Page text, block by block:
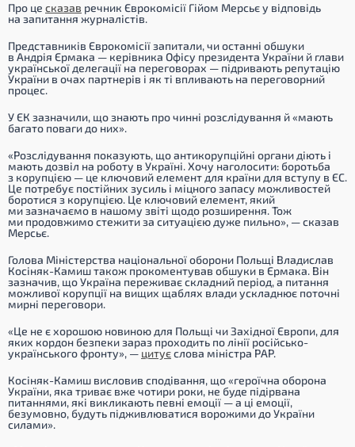
Про це сказав речник Єврокомісії Гійом Мерсьє у відповідь
на запитання журналістів.
Представників Єврокомісії запитали, чи останні обшуки
в Андрія Єрмака — керівника Офісу президента України й глави
української делегації на переговорах — підривають репутацію
України в очах партнерів і як ті впливають на переговорний
процес.
У ЄК зазначили, що знають про чинні розслідування й «мають
багато поваги до них».
«Розслідування показують, що антикорупційні органи діють і
мають дозвіл на роботу в Україні. Хочу наголосити: боротьба
з корупцією — це ключовий елемент для країни для вступу в ЄС.
Це потребує постійних зусиль і міцного запасу можливостей
боротися з корупцією. Це ключовий елемент, який
ми зазначаємо в нашому звіті щодо розширення. Тож
ми продовжимо стежити за ситуацією дуже пильно», — сказав
Мерсьє.
Голова Міністерства національної оборони Польщі Владислав
Косіняк-Камиш також прокоментував обшуки в Єрмака. Він
зазначив, що Україна переживає складний період, а питання
можливої корупції на вищих щаблях влади ускладнює поточні
мирні переговори.
«Це не є хорошою новиною для Польщі чи Західної Європи, для
яких кордон безпеки зараз проходить по лінії російсько-
українського фронту», — цитуєслова міністра PAP.
Косіняк-Камиш висловив сподівання, що«героїчна оборона
України, яка триває вже чотири роки, не буде підірвана
питаннями, які викликають певні емоції — а ці емоції,
безумовно, будуть підживлюватися ворожими до України
силами».